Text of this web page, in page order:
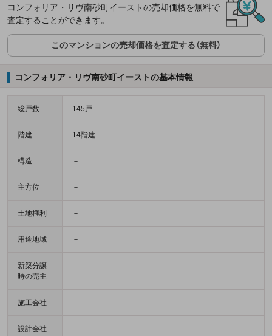
コンフォリア・リヴ南砂町イーストの売却価格を無料で
査定することができます。
このマンションの売却価格を査定する（無料）
コンフォリア・リヴ南砂町イーストの基本情報
総戸数 145戸
階建 14階建
構造 －
主方位 －
土地権利 －
用途地域 －
新築分譲
時の売主
－
施工会社 －
設計会社 －